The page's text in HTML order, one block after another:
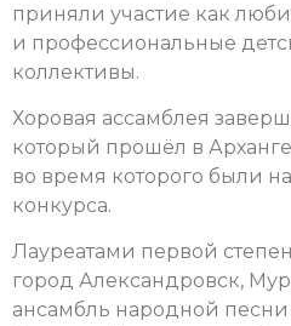
приняли участие как
и профессиональные
коллективы.
Хоровая ассамблея
который прошёл в
во время которого были
конкурса.
Лауреатами первой
город Александровск,
ансамбль народной песни